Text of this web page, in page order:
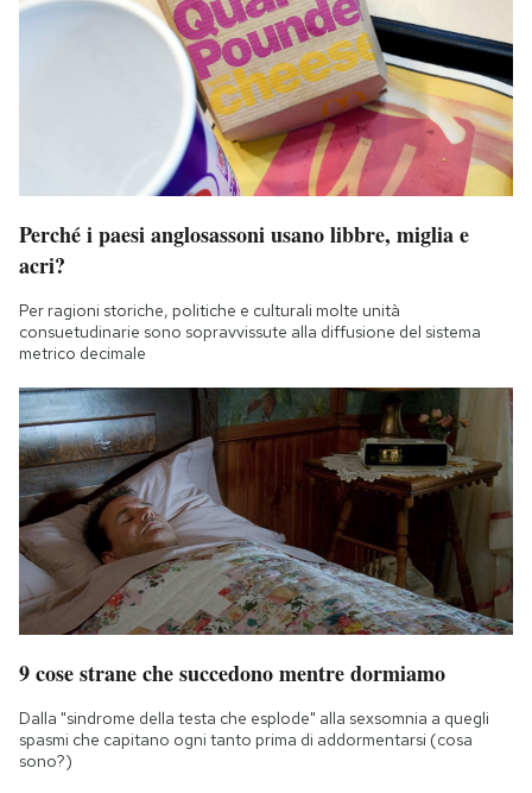
Perché i paesi anglosassoni usano libbre, miglia e
acri?
Per ragioni storiche, politiche e culturali molte unità
consuetudinarie sono sopravvissute alla diffusione del sistema
metrico decimale
9 cose strane che succedono mentre dormiamo
Dalla "sindrome della testa che esplode" alla sexsomnia a quegli
spasmi che capitano ogni tanto prima di addormentarsi (cosa
sono?)